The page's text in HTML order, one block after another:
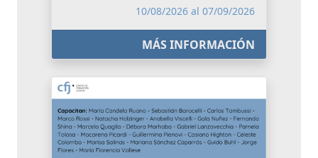
10/08/2026 al 07/09/2026
MÁS INFORMACIÓN